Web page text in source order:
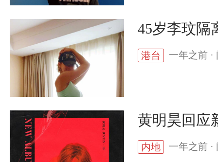
45岁李玟隔
港台 一年之前 ·
黄明昊回应
内地 一年之前 ·